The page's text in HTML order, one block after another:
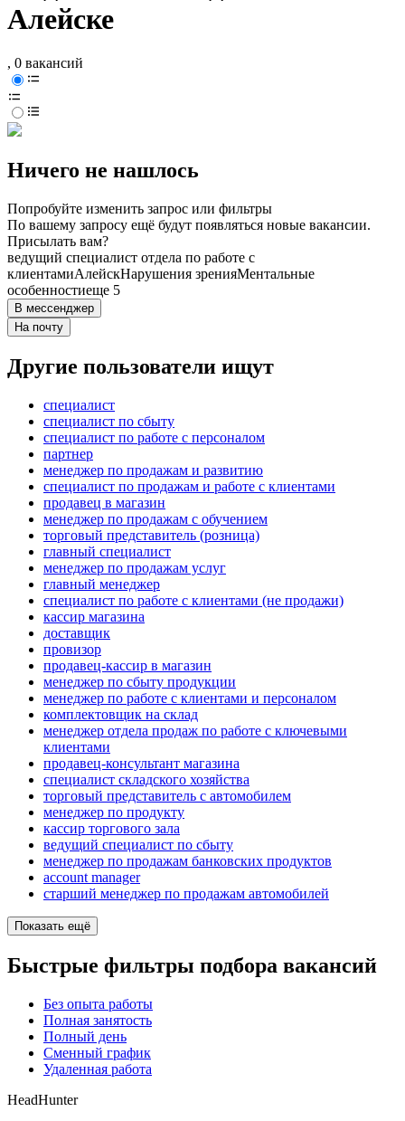
Алейске
, 0 вакансий
Ничего не нашлось
Попробуйте изменить запрос или фильтры
По вашему запросу ещё будут появляться новые вакансии.
Присылать вам?
ведущий специалист отдела по работе с
клиентамиАлейскНарушения зренияМентальные
особенностиеще 5
В мессенджер
На почту
Другие пользователи ищут
специалист
специалист по сбыту
специалист по работе с персоналом
партнер
менеджер по продажам и развитию
специалист по продажам и работе с клиентами
продавец в магазин
менеджер по продажам с обучением
торговый представитель (розница)
главный специалист
менеджер по продажам услуг
главный менеджер
специалист по работе с клиентами (не продажи)
кассир магазина
доставщик
провизор
продавец-кассир в магазин
менеджер по сбыту продукции
менеджер по работе с клиентами и персоналом
комплектовщик на склад
менеджер отдела продаж по работе с ключевыми
клиентами
продавец-консультант магазина
специалист складского хозяйства
торговый представитель с автомобилем
менеджер по продукту
кассир торгового зала
ведущий специалист по сбыту
менеджер по продажам банковских продуктов
account manager
старший менеджер по продажам автомобилей
Показать ещё
Быстрые фильтры подбора вакансий
Без опыта работы
Полная занятость
Полный день
Сменный график
Удаленная работа
HeadHunter